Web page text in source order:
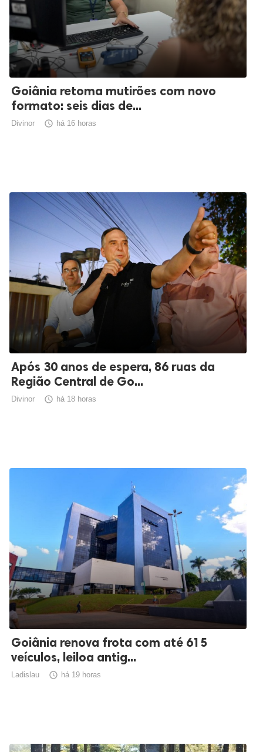
Goiânia retoma mutirões com novo
formato: seis dias de...
Divinor  há 16 horas
Após 30 anos de espera, 86 ruas da
Região Central de Go...
Divinor  há 18 horas
Goiânia renova frota com até 615
veículos, leiloa antig...
Ladislau  há 19 horas